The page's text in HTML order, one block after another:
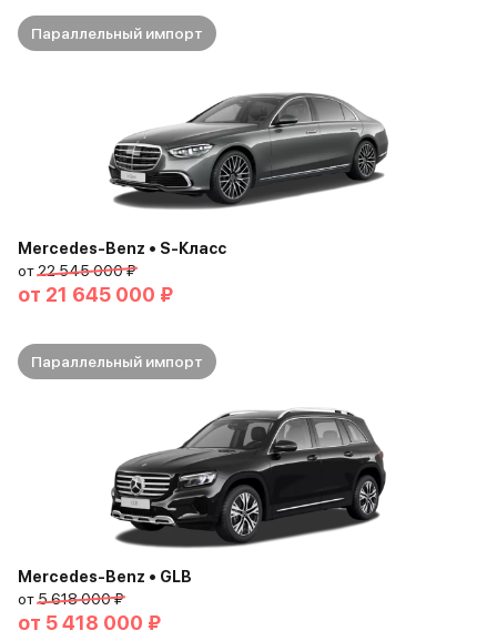
Параллельный импорт
Mercedes-Benz • S-Класс
от22 545 000 ₽
от 21 645 000 ₽
Параллельный импорт
Mercedes-Benz • GLB
от5 618 000 ₽
от 5 418 000 ₽